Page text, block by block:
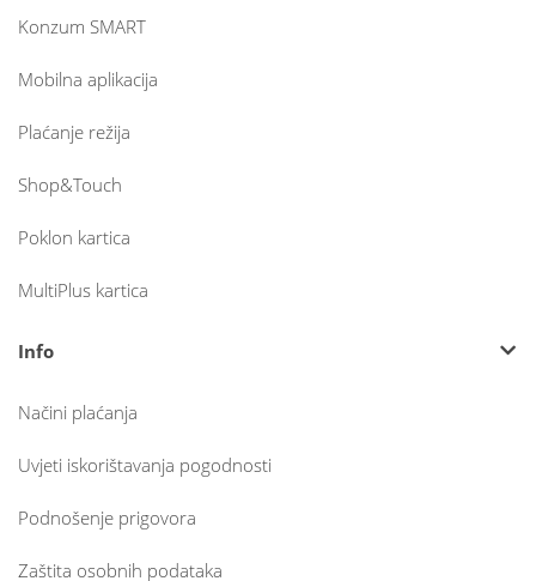
Konzum SMART
Mobilna aplikacija
Plaćanje režija
Shop&Touch
Poklon kartica
MultiPlus kartica
Info
Načini plaćanja
Uvjeti iskorištavanja pogodnosti
Podnošenje prigovora
Zaštita osobnih podataka